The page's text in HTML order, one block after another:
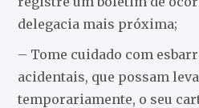
delegacia mais próxima;
– Tome cuidado com
acidentais, que possam
temporariamente, o seu